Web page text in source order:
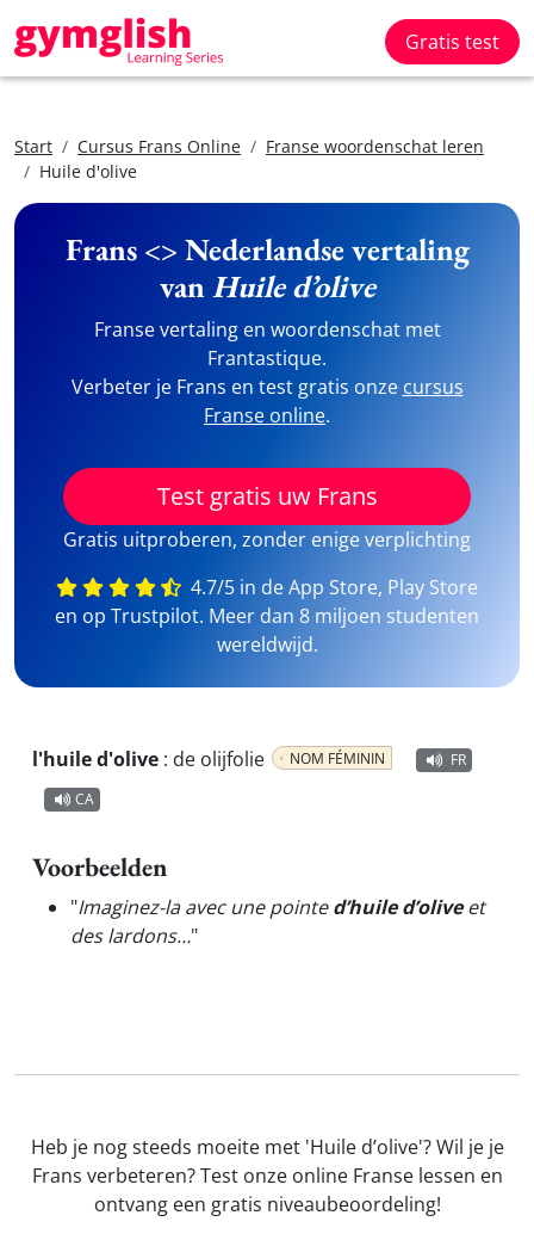
Gratis test
Start Cursus Frans Online
Franse woordenschat leren
Huile d'olive
Frans <> Nederlandse vertaling
vanHuile d’olive
Franse vertaling en woordenschat met
Frantastique.
Verbeter je Frans en test gratis onze cursus
Franse online.
Test gratis uw Frans
Gratis uitproberen, zonder enige verplichting
4.7/5 in de App Store, Play Store
en op Trustpilot. Meer dan 8 miljoen studenten
wereldwijd.
l'huile d'olive : de olijfolie NOM FÉMININ
FR
CA
Voorbeelden
"Imaginez-la avec une pointed’huile d’oliveet
des lardons…"
Heb je nog steeds moeite met 'Huile d’olive'? Wil je je
Frans verbeteren? Test onze online Franse lessen en
ontvang een gratis niveaubeoordeling!